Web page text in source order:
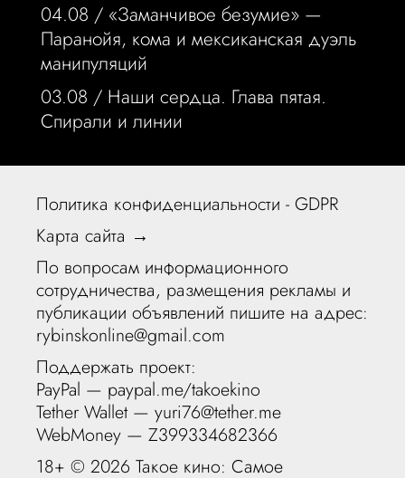
04.08 / «Заманчивое безумие» —
Паранойя, кома и мексиканская дуэль
манипуляций
03.08 / Наши сердца. Глава пятая.
Спирали и линии
Политика конфиденциальности - GDPR
Карта сайта →
По вопросам информационного
сотрудничества, размещения рекламы и
публикации объявлений пишите на адрес:
rybinskonline@gmail.com
Поддержать проект:
PayPal — paypal.me/takoekino
Tether Wallet — yuri76@tether.me
WebMoney — Z399334682366
18+ ©2026 Такое кино: Самое